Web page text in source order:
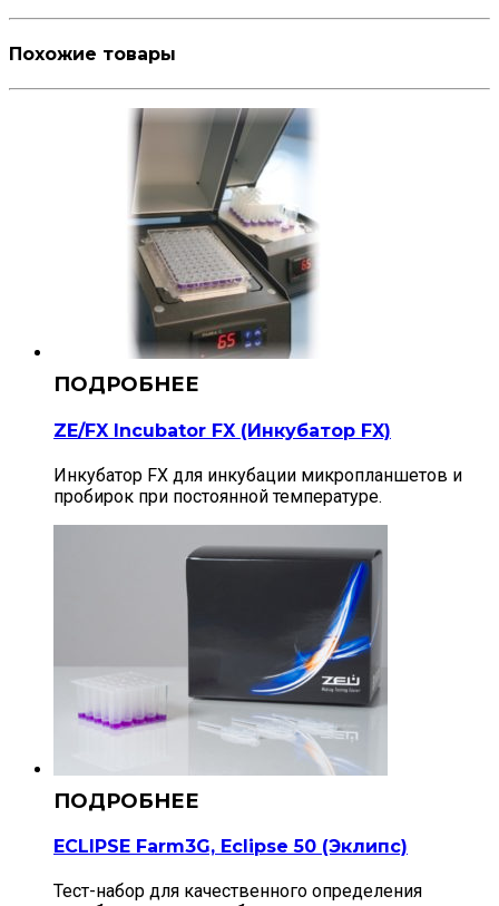
Похожие товары
ZE/FX Incubator FX (Инкубатор FX)
Инкубатор FX для инкубации микропланшетов и
пробирок при постоянной температуре.
ECLIPSE Farm3G, Eclipse 50 (Эклипс)
Тест-набор для качественного определения